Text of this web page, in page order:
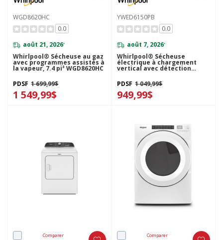
WGD8620HC
0.0
août 21, 2026*
Whirlpool® Sécheuse au gaz
avec programmes assistés à
la vapeur, 7.4 pi³ WGD8620HC
PDSF 1 699,99$
1 549,99$
YWED6150PB
0.0
août 7, 2026*
Whirlpool® Sécheuse
électrique à chargement
vertical avec détection
YWED6150PB
PDSF 1 049,99$
949,99$
Comparer Comparer